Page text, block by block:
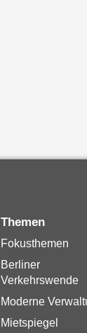
Themen
Fokusthemen
Berliner
Verkehrswende
Moderne
Mietspiegel